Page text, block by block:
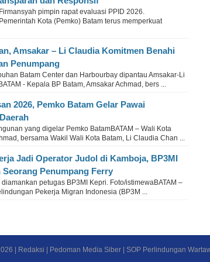
pimpin rapat evaluasi PPID 2026.
Kota (Pemko) Batam terus memperkuat
Amsakar – Li Claudia Komitmen Benahi
Penumpang
Batam Center dan Harbourbay dipantau Amsakar-Li
- Kepala BP Batam, Amsakar Achmad, bers ...
2026, Pemko Batam Gelar Pawai
yang digelar Pemko BatamBATAM – Wali Kota
bersama Wakil Wali Kota Batam, Li Claudia Chan ...
Jadi Operator Judol di Kamboja, BP3MI
Seorang Penumpang Ferry
petugas BP3MI Kepri. Foto/istimewaBATAM –
Pekerja Migran Indonesia (BP3M ...
Redaksi Pedoman Media Siber SOP Perlindungan